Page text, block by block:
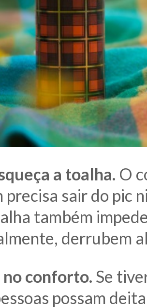
a toalha. O
precisa sair do pic
também
derrubem
no conforto. Se
possam